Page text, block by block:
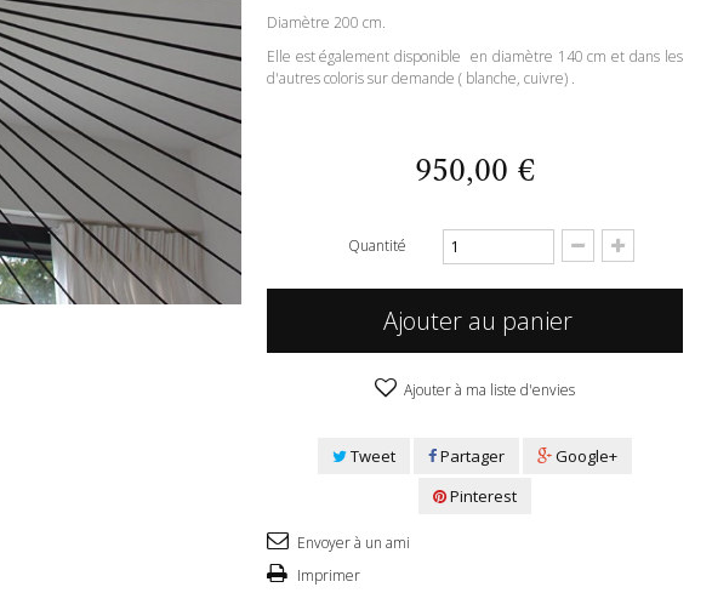
Diamètre 200 cm.
Elle est également disponible en diamètre 140 cm et dans les
d'autres coloris sur demande ( blanche, cuivre) .
950,00 €
Quantité
Ajouter au panier
Ajouter à ma liste d'envies
Tweet Partager
Google+
Pinterest
Envoyer à un ami
Imprimer